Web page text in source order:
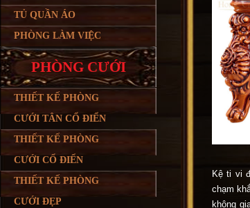
TỦ QUẦN ÁO
PHÒNG LÀM VIỆC
PHÒNG CƯỚI
THIẾT KẾ PHÒNG
CƯỚI TÂN CỔ ĐIỂN
THIẾT KẾ PHÒNG
CƯỚI CỔ ĐIỂN
THIẾT KẾ PHÒNG
CƯỚI ĐẸP
Kệ ti vi
chạm
không